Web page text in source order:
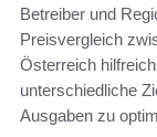
Betreiber und
Preisvergleich
Österreich
unterschiedliche
Ausgaben zu